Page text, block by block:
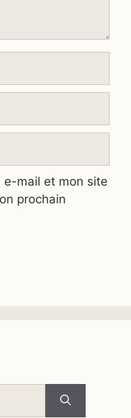
e-mail et mon site
prochain